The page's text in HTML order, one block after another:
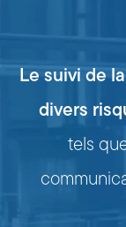
Le suivi de
divers
tels